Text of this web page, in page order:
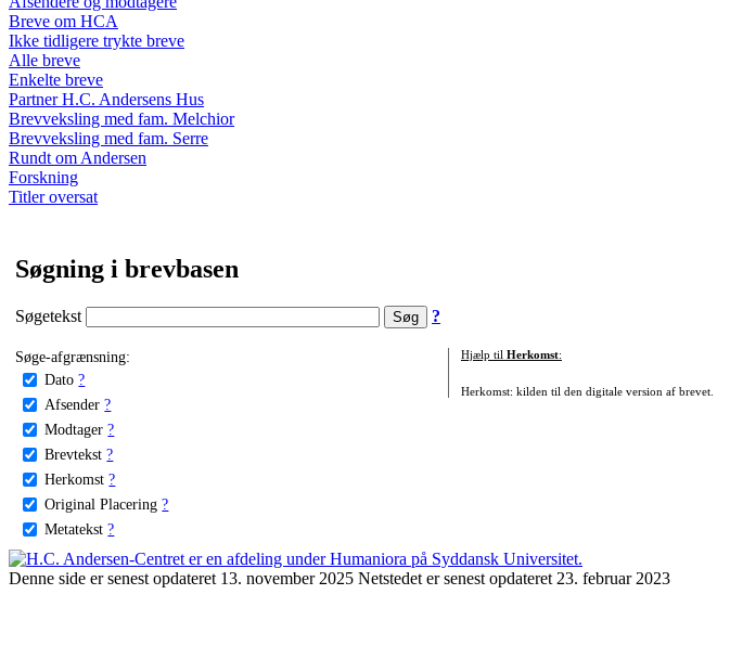
Breve om HCA
Ikke tidligere trykte breve
Alle breve
Enkelte breve
Partner H.C. Andersens Hus
Brevveksling med fam. Melchior
Brevveksling med fam. Serre
Rundt om Andersen
Forskning
Titler oversat
Søgning i brevbasen
Søgetekst ?
Søge-afgrænsning:
Dato ?
Afsender ?
Modtager ?
Brevtekst ?
Herkomst ?
Original Placering ?
Metatekst ?
Hjælp til Herkomst:
Herkomst: kilden til den digitale version af brevet.
Denne side er senest opdateret 13. november 2025 Netstedet er senest opdateret 23. februar 2023